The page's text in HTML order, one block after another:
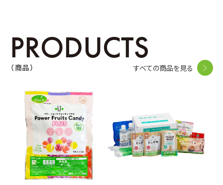
PRODUCTS
（ 商品 ） すべての商品を見る